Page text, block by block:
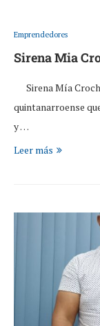
Emprendedores
Sirena Mia
Sirena Mía
quintanarroense
y …
Leer más